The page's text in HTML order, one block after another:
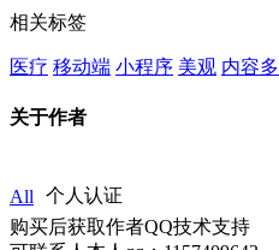
相关标签
医疗 移动端 小程序 美观 内容多
关于作者
All
个人认证
购买后获取作者QQ技术支持